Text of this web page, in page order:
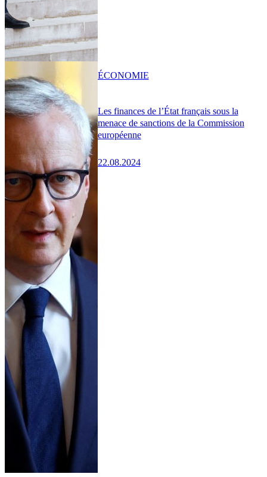
Les finances de l’État français sous la
menace de sanctions de la Commission
européenne
22.08.2024
ÉCONOMIE